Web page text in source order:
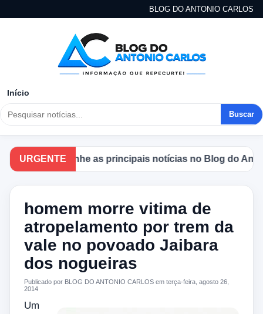
BLOG DO ANTONIO CARLOS
Início
Buscar
URGENTE
Acompanhe as principais notícias no Blog do
homem morre vitima de
atropelamento por trem da
vale no povoado Jaibara
dos nogueiras
Publicado por BLOG DO ANTONIO CARLOS em terça-feira, agosto 26,
2014
Um